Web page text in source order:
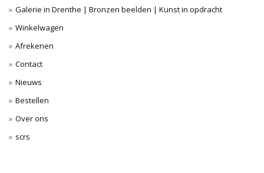
Galerie in Drenthe | Bronzen beelden | Kunst in opdracht
Winkelwagen
Afrekenen
Contact
Nieuws
Bestellen
Over ons
scrs